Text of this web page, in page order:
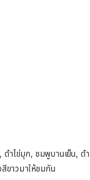
ำไข่มุก, ชมพูบานเย็น, ด
สีขาวมาให้ชมกัน